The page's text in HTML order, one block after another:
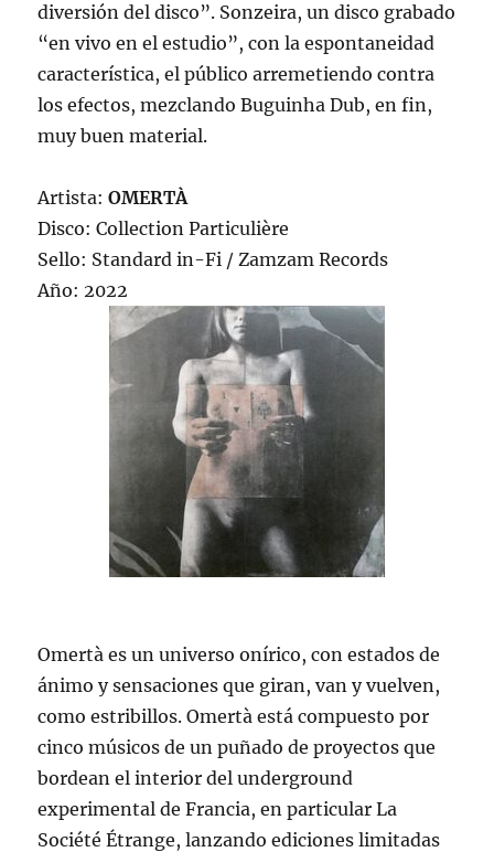
diversión del disco”. Sonzeira, un disco grabado
“en vivo en el estudio”, con la espontaneidad
característica, el público arremetiendo contra
los efectos, mezclando Buguinha Dub, en fin,
muy buen material.
Artista:OMERTÀ
Disco: Collection Particulière
Sello: Standard in-Fi / Zamzam Records
Año: 2022
Omertà es un universo onírico, con estados de
ánimo y sensaciones que giran, van y vuelven,
como estribillos. Omertà está compuesto por
cinco músicos de un puñado de proyectos que
bordean el interior del underground
experimental de Francia, en particular La
Société Étrange, lanzando ediciones limitadas